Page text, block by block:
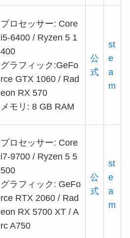
プロセッサー: Core
i5-6400 / Ryzen 5 1
400
グラフィック:GeFo
rce GTX 1060 / Rad
eon RX 570
メモリ: 8 GB RAM
公
式
st
e
a
m
プロセッサー: Core
i7-9700 / Ryzen 5 5
500
グラフィック: GeFo
rce RTX 2060 / Rad
eon RX 5700 XT / A
rc A750
公
式
st
e
a
m